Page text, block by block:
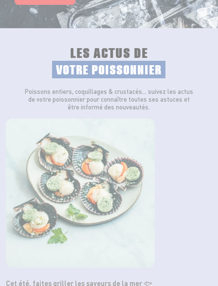
LES ACTUS DE
VOTRE POISSONNIER
Poissons entiers, coquillages & crustacés… suivez les actus
de votre poissonnier pour connaître toutes ses astuces et
être informé des nouveautés.
Cet été, faites griller les saveurs de la mer 🐟